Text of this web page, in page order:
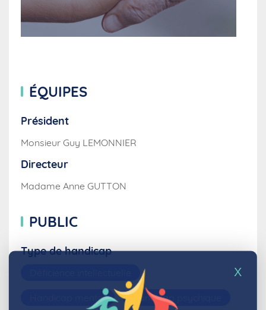
ÉQUIPES
Président
Monsieur Guy LEMONNIER
Directeur
Madame Anne GUTTON
PUBLIC
Type de handicap
Handicap mental Handicap psychique
X